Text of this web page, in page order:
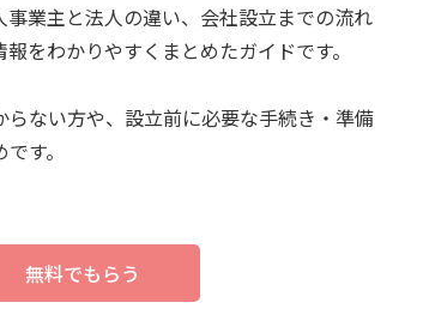
業主と法人の違い、会社設立までの流れ
をわかりやすくまとめたガイドです。
らない方や、設立前に必要な手続き・準備
す。
無料でもらう